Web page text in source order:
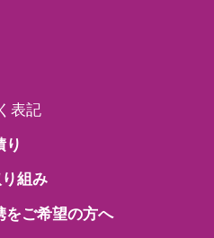
表記
組み
ご希望の方へ